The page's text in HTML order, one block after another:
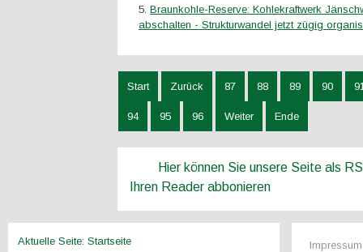
Braunkohle-Reserve: Kohlekraftwerk
abschalten - Strukturwandel jetzt zügig
Start Zurück 87 88 89 90
94 95 96 Weiter Ende
Hier können Sie unsere Seite als
Ihren Reader abbonieren
Aktuelle Seite: Startseite
Impressum